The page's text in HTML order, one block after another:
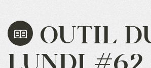
OUTIL
LUNDI #62